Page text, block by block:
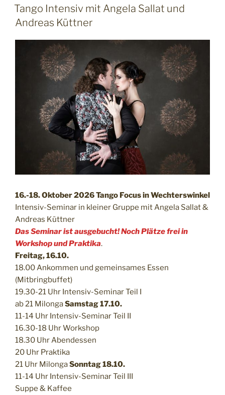
AM
Tango Intensiv mit Angela Sallat und
Andreas Küttner
16.-18. Oktober 2026Tango Focus in Wechterswinkel
Intensiv-Seminar in kleiner Gruppe mit Angela Sallat &
Andreas Küttner
Das Seminar ist ausgebucht! Noch Plätze frei in
Workshop und Praktika.
Freitag, 16.10.
18.00 Ankommen und gemeinsames Essen
(Mitbringbuffet)
19.30-21 Uhr Intensiv-Seminar Teil I
ab 21 MilongaSamstag 17.10.
11-14 Uhr Intensiv-Seminar Teil II
16.30-18 Uhr Workshop
18.30 Uhr Abendessen
20 Uhr Praktika
21 Uhr MilongaSonntag 18.10.
11-14 Uhr Intensiv-Seminar Teil III
Suppe & Kaffee